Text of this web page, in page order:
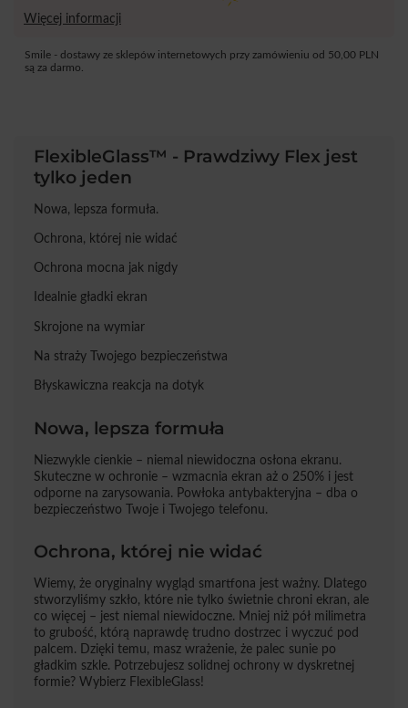
Więcej informacji
Smile - dostawy ze sklepów internetowych przy zamówieniu od 50,00 PLN
są za darmo.
FlexibleGlass™ - Prawdziwy Flex jest
tylko jeden
Nowa, lepsza formuła.
Ochrona, której nie widać
Ochrona mocna jak nigdy
Idealnie gładki ekran
Skrojone na wymiar
Na straży Twojego bezpieczeństwa
Błyskawiczna reakcja na dotyk
Nowa, lepsza formuła
Niezwykle cienkie – niemal niewidoczna osłona ekranu.
Skuteczne w ochronie – wzmacnia ekran aż o 250% i jest
odporne na zarysowania. Powłoka antybakteryjna – dba o
bezpieczeństwo Twoje i Twojego telefonu.
Ochrona, której nie widać
Wiemy, że oryginalny wygląd smartfona jest ważny. Dlatego
stworzyliśmy szkło, które nie tylko świetnie chroni ekran, ale
co więcej – jest niemal niewidoczne. Mniej niż pół milimetra
to grubość, którą naprawdę trudno dostrzec i wyczuć pod
palcem. Dzięki temu, masz wrażenie, że palec sunie po
gładkim szkle. Potrzebujesz solidnej ochrony w dyskretnej
formie? Wybierz FlexibleGlass!